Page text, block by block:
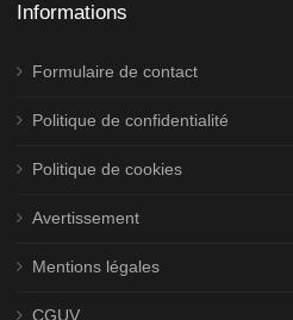
Informations
Formulaire de contact
Politique de confidentialité
Politique de cookies
Avertissement
Mentions légales
CGUV